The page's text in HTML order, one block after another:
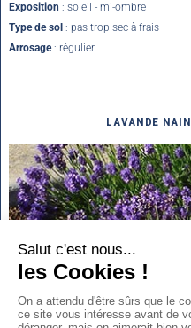
Exposition : soleil - mi-ombre
Type de sol : pas trop sec à frais
Arrosage: régulier
LAVANDE